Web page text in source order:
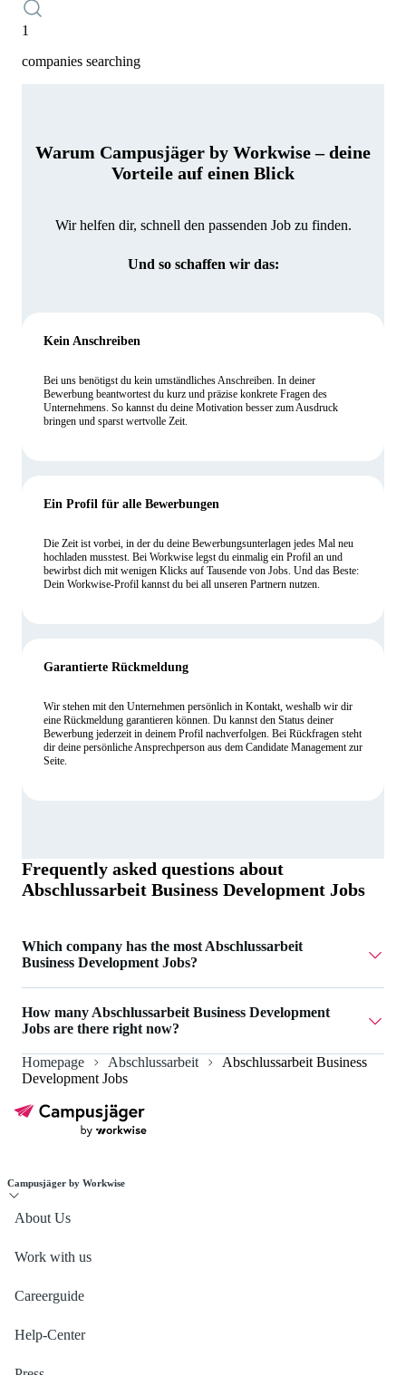
1
companies searching
Warum Campusjäger by Workwise – deine
Vorteile auf einen Blick
Wir helfen dir, schnell den passenden Job zu finden.
Und so schaffen wir das:
Kein Anschreiben
Bei uns benötigst du kein umständliches Anschreiben. In deiner
Bewerbung beantwortest du kurz und präzise konkrete Fragen des
Unternehmens. So kannst du deine Motivation besser zum Ausdruck
bringen und sparst wertvolle Zeit.
Ein Profil für alle Bewerbungen
Die Zeit ist vorbei, in der du deine Bewerbungsunterlagen jedes Mal neu
hochladen musstest. Bei Workwise legst du einmalig ein Profil an und
bewirbst dich mit wenigen Klicks auf Tausende von Jobs. Und das Beste:
Dein Workwise-Profil kannst du bei all unseren Partnern nutzen.
Garantierte Rückmeldung
Wir stehen mit den Unternehmen persönlich in Kontakt, weshalb wir dir
eine Rückmeldung garantieren können. Du kannst den Status deiner
Bewerbung jederzeit in deinem Profil nachverfolgen. Bei Rückfragen steht
dir deine persönliche Ansprechperson aus dem Candidate Management zur
Seite.
Frequently asked questions about
Abschlussarbeit Business Development Jobs
Which company has the most Abschlussarbeit
Business Development Jobs?
Jobs.
How many Abschlussarbeit Business Development
Jobs are there right now?
Currently there are 1 Abschlussarbeit Business
Development Jobs.
Homepage Abschlussarbeit
Abschlussarbeit Business
Development Jobs
Campusjäger by Workwise
About Us
Work with us
Careerguide
Help-Center